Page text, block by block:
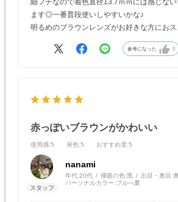
細フチなので着色直径13.7ｍｍには感じな
ます◎一番普段使いしやすいかな♪
明るめのブラウンレンズがお好きな方におス
参考になった 0
赤っぽいブラウンがかわいい
使用感:5 発色:5 おすすめ度:5
nanami
年代:20代 裸眼の色:黒 出目・奥目:
パーソナルカラー:ブルべ夏